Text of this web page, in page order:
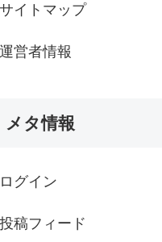
サイトマップ
運営者情報
メタ情報
ログイン
投稿フィード